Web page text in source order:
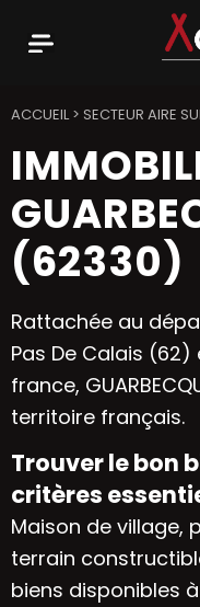
ACCUEIL> SECTEUR AIRE
(62330)
Rattachée au
Pas De Calais
france,
territoire français.
Trouver le bon
critères
Maison de village,
terrain
biens disponibles à